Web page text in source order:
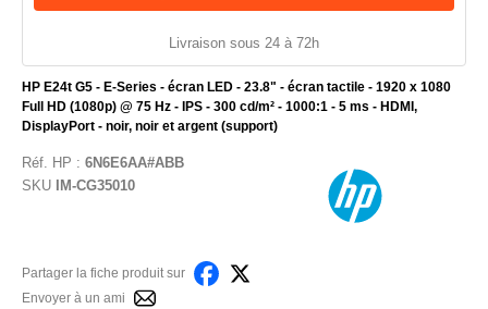
HP E24t G5 - E-Series - écran LED - 23.8" - écran tactile - 1920 x 1080
Full HD (1080p) @ 75 Hz - IPS - 300 cd/m² - 1000:1 - 5 ms - HDMI,
DisplayPort - noir, noir et argent (support)
Réf. HP : 6N6E6AA#ABB
SKU
IM-CG35010
Partager la fiche produit sur
Envoyer à un ami
Livraison sous 24 à 72h